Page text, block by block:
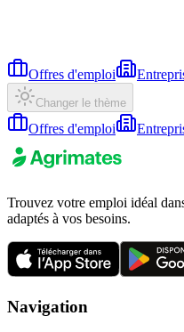
Offres d'emploi
Changer le thème
Offres d'emploi
Trouvez votre emploi idéal
adaptés à vos besoins.
Navigation